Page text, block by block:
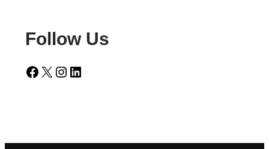
Follow Us
Facebook X Instagram LinkedIn